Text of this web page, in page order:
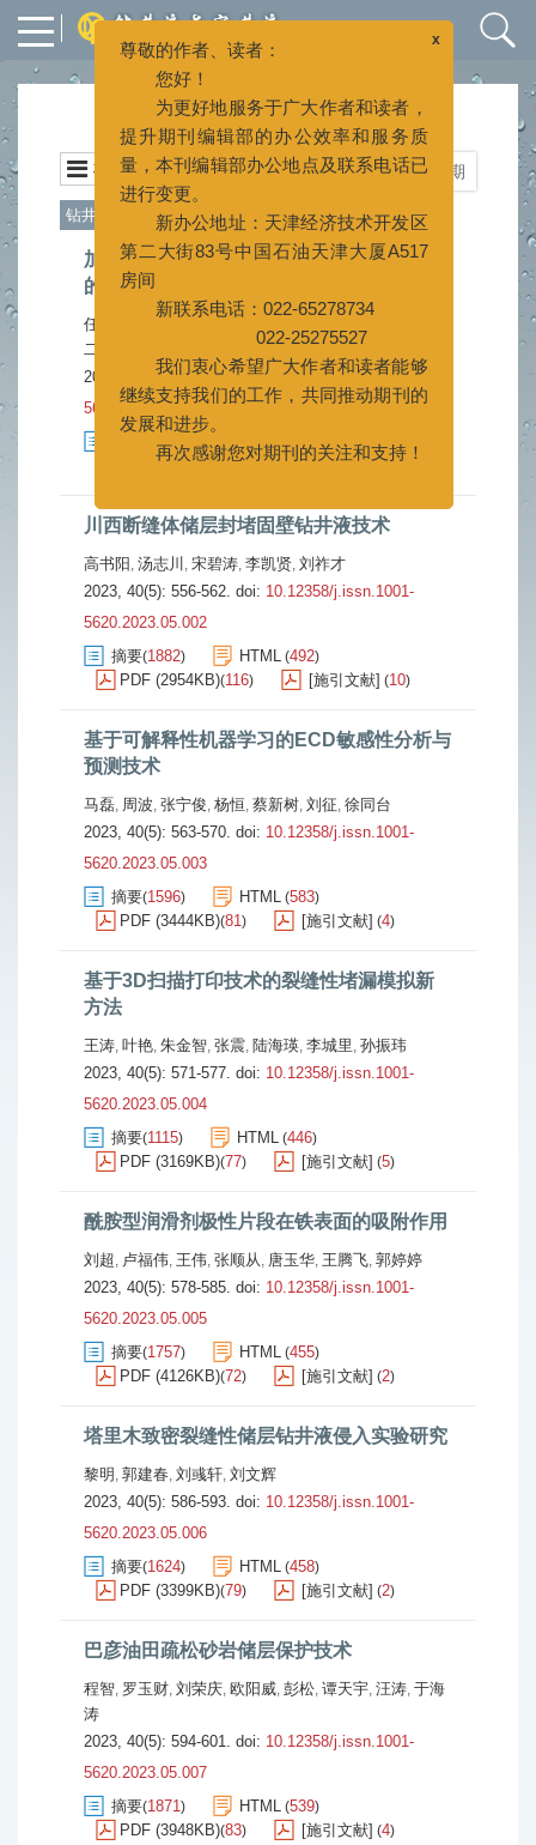
2023年 第40卷 第5期
栏目 封面 上一期|下一期
钻井液
加重材料对抗高温高密度合成基钻井液性能
的影响
任亮亮
二虎
2023, 40(5): 551-555.doi:10.12358/j.issn.1001-
5620.2023.05.001
1868 ) HTML(569
PDF (2300KB)( 149 [施引文献] (4 )
川西断缝体储层封堵固壁钻井液技术
高书阳 , 汤志川 , 宋碧涛, 李凯贤, 刘祚才
2023, 40(5): 556-562. doi: 10.12358/j.issn.1001-
5620.2023.05.002
摘要(1882) HTML (492)
PDF (2954KB)(116) [施引文献] (10)
基于可解释性机器学习的ECD敏感性分析与
预测技术
马磊, 周波, 张宁俊, 杨恒, 蔡新树, 刘征, 徐同台
2023, 40(5): 563-570. doi: 10.12358/j.issn.1001-
5620.2023.05.003
摘要(1596) HTML (583)
PDF (3444KB)(81) [施引文献] (4)
基于3D扫描打印技术的裂缝性堵漏模拟新
方法
王涛, 叶艳, 朱金智, 张震, 陆海瑛, 李城里, 孙振玮
2023, 40(5): 571-577. doi: 10.12358/j.issn.1001-
5620.2023.05.004
摘要(1115) HTML (446)
PDF (3169KB)(77) [施引文献] (5)
酰胺型润滑剂极性片段在铁表面的吸附作用
刘超, 卢福伟, 王伟, 张顺从, 唐玉华, 王腾飞, 郭婷婷
2023, 40(5): 578-585. doi: 10.12358/j.issn.1001-
5620.2023.05.005
摘要(1757) HTML (455)
PDF (4126KB)(72) [施引文献] (2)
塔里木致密裂缝性储层钻井液侵入实验研究
黎明 , 郭建春, 刘彧轩, 刘文辉
2023, 40(5): 586-593. doi: 10.12358/j.issn.1001-
5620.2023.05.006
摘要(1624) HTML (458)
PDF (3399KB)(79) [施引文献] (2)
巴彦油田疏松砂岩储层保护技术
程智, 罗玉财, 刘荣庆, 欧阳威, 彭松, 谭天宇, 汪涛, 于海
涛
2023, 40(5): 594-601. doi: 10.12358/j.issn.1001-
5620.2023.05.007
摘要(1871) HTML (539)
PDF (3948KB)(83) [施引文献] (4)
x
尊敬的作者、读者：
您好！
为更好地服务于广大作者和读者，
提升期刊编辑部的办公效率和服务质
量，本刊编辑部办公地点及联系电话已
进行变更。
新办公地址：天津经济技术开发区
第二大街83号中国石油天津大厦A517
房间
新联系电话：022-65278734
022-25275527
我们衷心希望广大作者和读者能够
继续支持我们的工作，共同推动期刊的
发展和进步。
再次感谢您对期刊的关注和支持！